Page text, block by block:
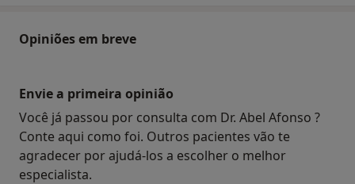
Opiniões em breve
Envie a primeira opinião
Você já passou por consulta com Dr. Abel Afonso ?
Conte aqui como foi. Outros pacientes vão te
agradecer por ajudá-los a escolher o melhor
especialista.